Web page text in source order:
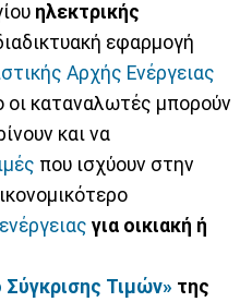
ηλεκτρικής
εφαρμογή
Αρχής Ενέργειας
καταναλωτές μπορούν
και να
που ισχύουν στην
για οικιακή ή
Τιμών» της